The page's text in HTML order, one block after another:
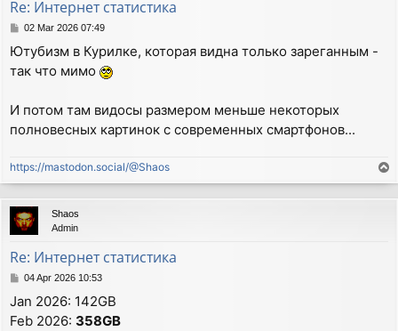
Re: Интернет статистика
P
s
t
02 Mar 2026 07:49
Ютубизм в Курилке, которая видна только зареганным -
так что мимо
И потом там видосы размером меньше некоторых
полновесных картинок с современных смартфонов...
https://mastodon.social/@Shaos
o
p
Shaos
Admin
Re: Интернет статистика
P
s
t
04 Apr 2026 10:53
Jan 2026: 142GB
Feb 2026: 358GB